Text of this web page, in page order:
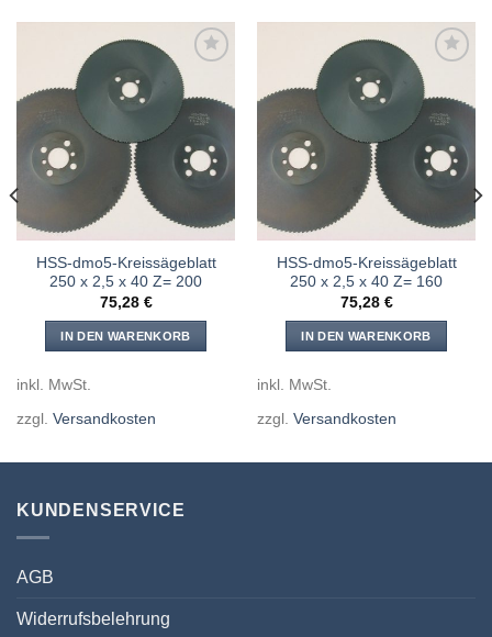
Meine
hinzufügen
HSS-dmo5-Kreissägeblatt
250 x 2,5 x 40 Z= 200
75,28 €
IN DEN WARENKORB
inkl. MwSt.
zzgl. Versandkosten
Meine
hinzufügen
HSS-dmo5-Kreissägeblatt
250 x 2,5 x 40 Z= 160
75,28 €
IN DEN WARENKORB
inkl. MwSt.
zzgl. Versandkosten
KUNDENSERVICE
AGB
Widerrufsbelehrung